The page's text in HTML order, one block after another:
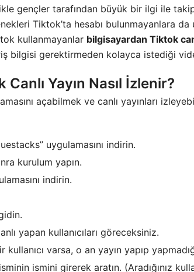
gençler tarafından büyük bir ilgi ile
Tiktok’ta hesabı bulunmayanlara
kullanmayanlar bilgisayardan Tiktok
bilgisi gerektirmeden kolayca istediği
Yayın Nasıl İzlenir?
açabilmek ve canlı yayınları
uygulamasını indirin.
kurulum yapın.
indirin.
yapan kullanıcıları göreceksiniz.
varsa, o an yayın yapıp
ismini girerek aratın. (Aradığınız